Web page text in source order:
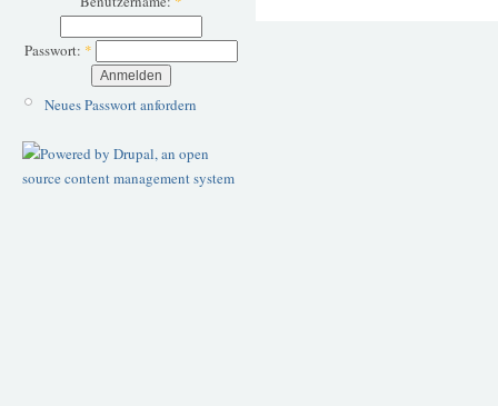
Passwort: *
Neues Passwort anfordern